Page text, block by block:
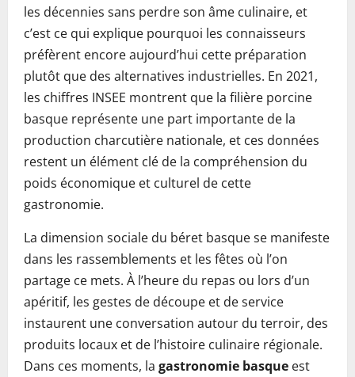
les décennies sans perdre son âme culinaire, et
c’est ce qui explique pourquoi les connaisseurs
préfèrent encore aujourd’hui cette préparation
plutôt que des alternatives industrielles. En 2021,
les chiffres INSEE montrent que la filière porcine
basque représente une part importante de la
production charcutière nationale, et ces données
restent un élément clé de la compréhension du
poids économique et culturel de cette
gastronomie.
La dimension sociale du béret basque se manifeste
dans les rassemblements et les fêtes où l’on
partage ce mets. À l’heure du repas ou lors d’un
apéritif, les gestes de découpe et de service
instaurent une conversation autour du terroir, des
produits locaux et de l’histoire culinaire régionale.
Dans ces moments, la gastronomie basque est